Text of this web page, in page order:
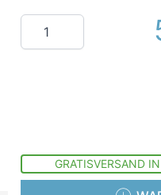
Menge
GRATISVERSAND